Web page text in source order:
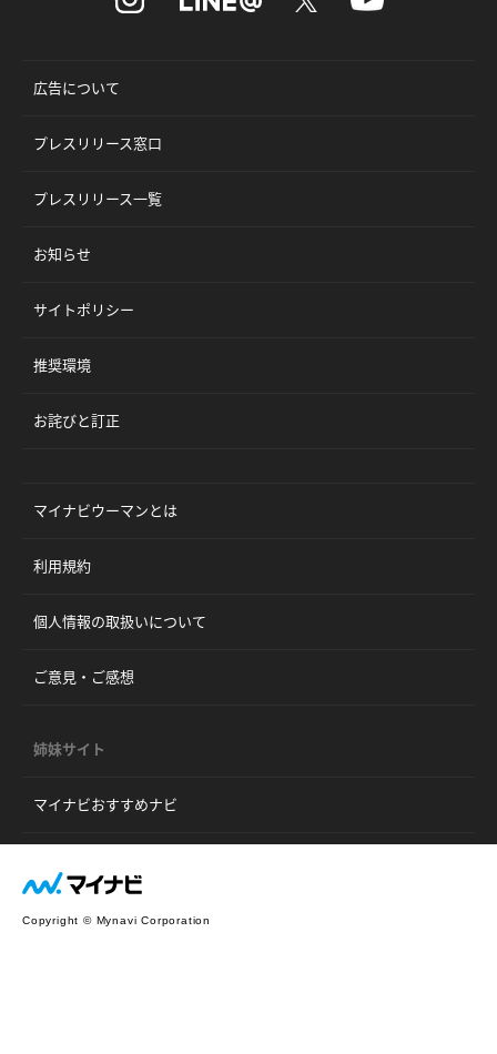
広告について
プレスリリース窓口
プレスリリース一覧
お知らせ
サイトポリシー
推奨環境
お詫びと訂正
マイナビウーマンとは
利用規約
個人情報の取扱いについて
ご意見・ご感想
姉妹サイト
マイナビおすすめナビ
Copyright © Mynavi Corporation